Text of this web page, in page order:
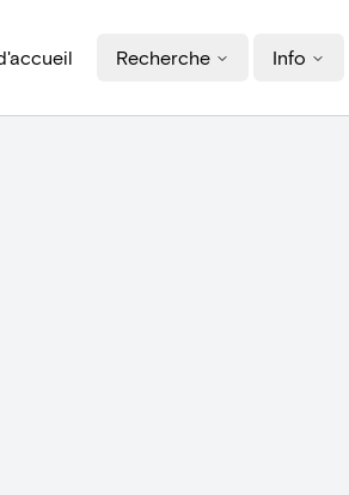
Recherche Info